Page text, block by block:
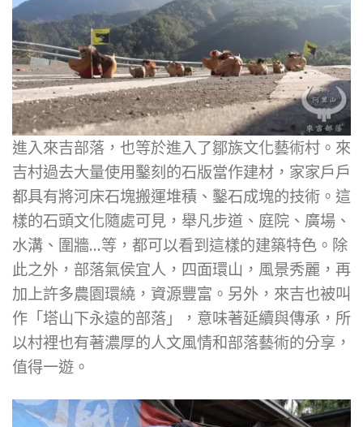
進入來吉部落，也等於進入了鄒族文化藝術村。來
吉村過去大量使用鑿刻的石版當作建材，家家戶戶
都具有將河床石塊搬運堆積、鑿石成塊的技術。這
樣的石頭文化隨處可見，舉凡步道、庭院、廣場、
水溝、圍牆…等，都可以看到這樣的建築特色。除
此之外，部落氣侯宜人，四面環山，風景秀麗，再
加上許多農園環繞，資源豐富。另外，來吉也被叫
作「塔山下永遠的部落」，意味著延續與傳承，所
以村裡也有著濃厚的人文風情和部落藝術的分享，
值得一遊。